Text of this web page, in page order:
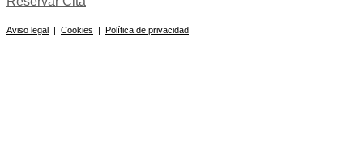
Aviso legal Cookies Política de privacidad